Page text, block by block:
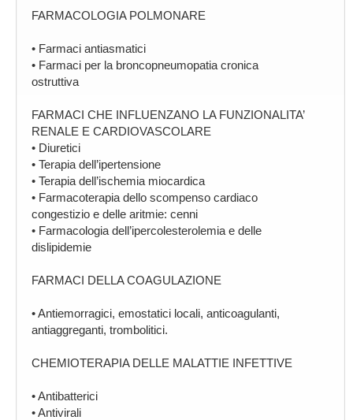
FARMACOLOGIA POLMONARE
• Farmaci antiasmatici
• Farmaci per la broncopneumopatia cronica
ostruttiva
FARMACI CHE INFLUENZANO LA FUNZIONALITA’
RENALE E CARDIOVASCOLARE
• Diuretici
• Terapia dell’ipertensione
• Terapia dell’ischemia miocardica
• Farmacoterapia dello scompenso cardiaco
congestizio e delle aritmie: cenni
• Farmacologia dell’ipercolesterolemia e delle
dislipidemie
FARMACI DELLA COAGULAZIONE
• Antiemorragici, emostatici locali, anticoagulanti,
antiaggreganti, trombolitici.
CHEMIOTERAPIA DELLE MALATTIE INFETTIVE
• Antibatterici
• Antivirali